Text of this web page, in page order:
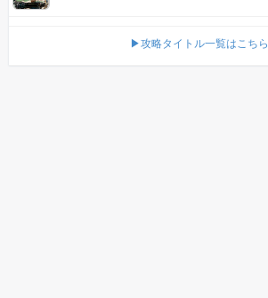
▶攻略タイトル一覧はこちら